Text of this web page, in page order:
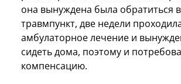
она вынуждена была обратиться в
травмпункт, две недели
амбулаторное лечение и
сидеть дома, поэтому и
компенсацию.